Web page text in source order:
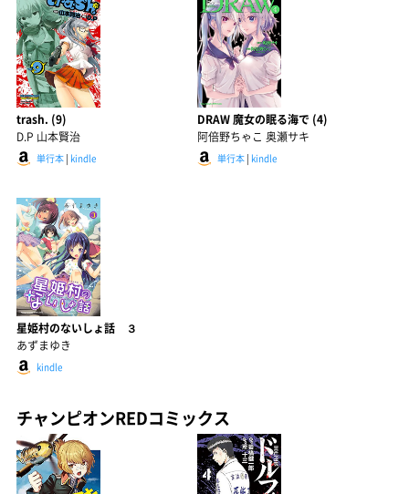
trash. (9)
D.P 山本賢治
単行本 | kindle
DRAW 魔女の眠る海で (4)
阿倍野ちゃこ 奥瀬サキ
単行本| kindle
星姫村のないしょ話 ３
あずまゆき
kindle
チャンピオンREDコミックス